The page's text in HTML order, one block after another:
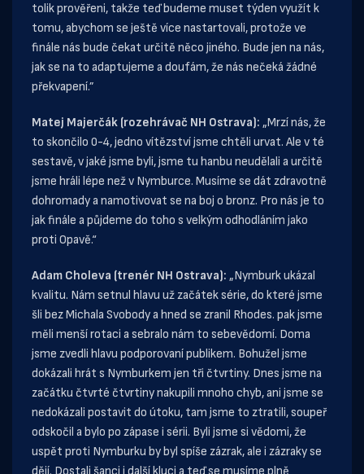
tolik prověřeni, takže teď budeme muset týden využít k
tomu, abychom se ještě více nastartovali, protože ve
finále nás bude čekat určitě něco jiného. Bude jen na nás,
jak se na to adaptujeme a doufám, že nás nečeká žádné
překvapení.”
Matej Majerčák (rozehrávač NH Ostrava): „Mrzí nás, že
to skončilo 0-4, jedno vítězství jsme chtěli urvat. Ale v té
sestavě, v jaké jsme byli, jsme tu hanbu neudělali a určitě
jsme hráli lépe než v Nymburce. Musíme se dát zdravotně
dohromady a namotivovat se na boj o bronz. Pro nás je to
jak finále a půjdeme do toho s velkým odhodláním jako
proti Opavě.“
Adam Choleva (trenér NH Ostrava): „Nymburk ukázal
kvalitu. Nám setnul hlavu už začátek série, do které jsme
šli bez Michala Svobody a hned se zranil Rhodes. pak jsme
měli menší rotaci a sebralo nám to sebevědomí. Doma
jsme zvedli hlavu podporovaní publikem. Bohužel jsme
dokázali hrát s Nymburkem jen tři čtvrtiny. Dnes jsme na
začátku čtvrté čtvrtiny nakupili mnoho chyb, ani jsme se
nedokázali postavit do útoku, tam jsme to ztratili, soupeř
odskočil a bylo po zápase i sérii. Byli jsme si vědomi, že
uspět proti Nymburku by byl spíše zázrak, ale i zázraky se